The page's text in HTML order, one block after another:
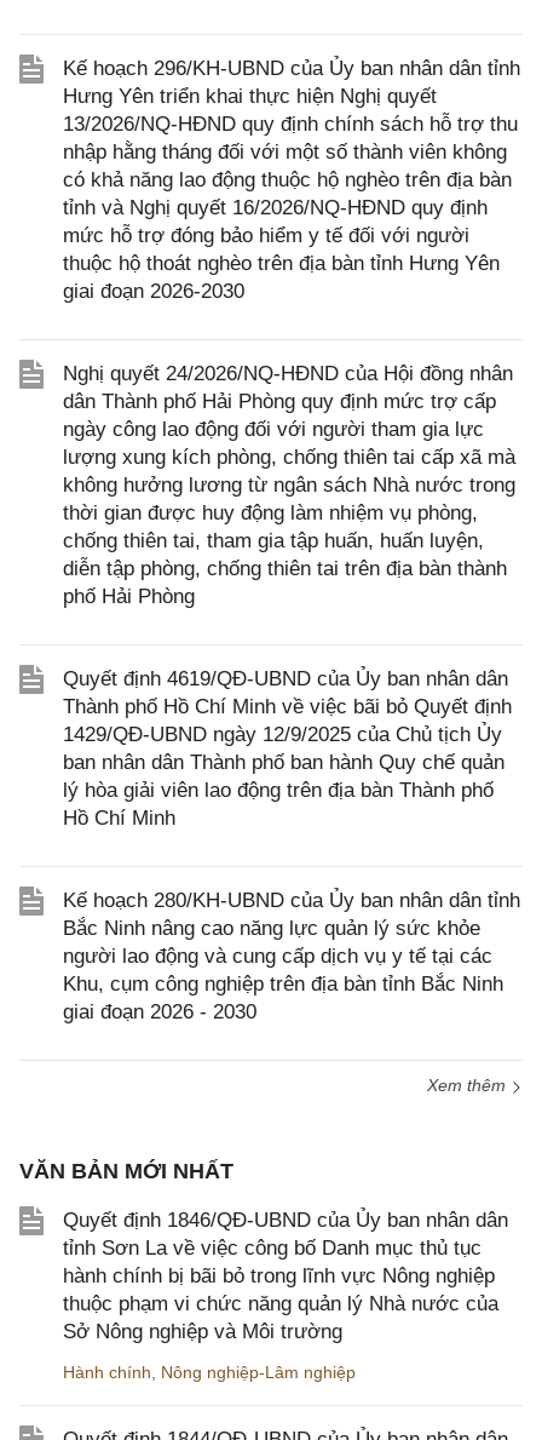
Kế hoạch 296/KH-UBND của Ủy ban nhân dân tỉnh
Hưng Yên triển khai thực hiện Nghị quyết
13/2026/NQ-HĐND quy định chính sách hỗ trợ thu
nhập hằng tháng đối với một số thành viên không
có khả năng lao động thuộc hộ nghèo trên địa bàn
tỉnh và Nghị quyết 16/2026/NQ-HĐND quy định
mức hỗ trợ đóng bảo hiểm y tế đối với người
thuộc hộ thoát nghèo trên địa bàn tỉnh Hưng Yên
giai đoạn 2026-2030
Nghị quyết 24/2026/NQ-HĐND của Hội đồng nhân
dân Thành phố Hải Phòng quy định mức trợ cấp
ngày công lao động đối với người tham gia lực
lượng xung kích phòng, chống thiên tai cấp xã mà
không hưởng lương từ ngân sách Nhà nước trong
thời gian được huy động làm nhiệm vụ phòng,
chống thiên tai, tham gia tập huấn, huấn luyện,
diễn tập phòng, chống thiên tai trên địa bàn thành
phố Hải Phòng
Quyết định 4619/QĐ-UBND của Ủy ban nhân dân
Thành phố Hồ Chí Minh về việc bãi bỏ Quyết định
1429/QĐ-UBND ngày 12/9/2025 của Chủ tịch Ủy
ban nhân dân Thành phố ban hành Quy chế quản
lý hòa giải viên lao động trên địa bàn Thành phố
Hồ Chí Minh
Kế hoạch 280/KH-UBND của Ủy ban nhân dân tỉnh
Bắc Ninh nâng cao năng lực quản lý sức khỏe
người lao động và cung cấp dịch vụ y tế tại các
Khu, cụm công nghiệp trên địa bàn tỉnh Bắc Ninh
giai đoạn 2026 - 2030
Xem thêm
VĂN BẢN MỚI NHẤT
Quyết định 1846/QĐ-UBND của Ủy ban nhân dân
tỉnh Sơn La về việc công bố Danh mục thủ tục
hành chính bị bãi bỏ trong lĩnh vực Nông nghiệp
thuộc phạm vi chức năng quản lý Nhà nước của
Sở Nông nghiệp và Môi trường
Hành chính, Nông nghiệp-Lâm nghiệp